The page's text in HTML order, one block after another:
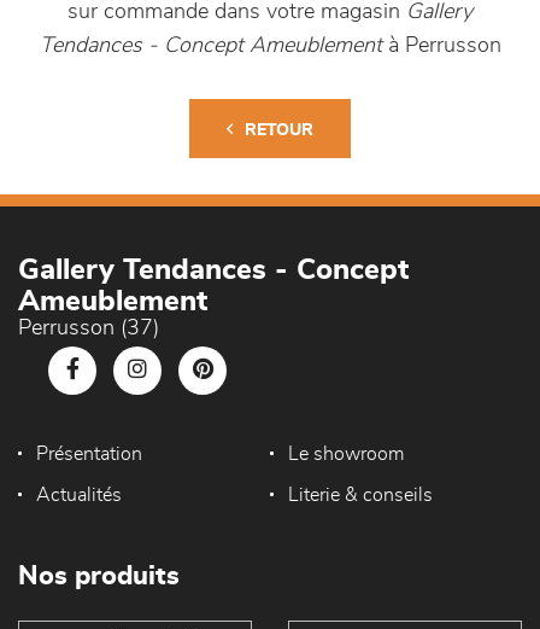
sur commande dans votre magasin Gallery
Tendances - Concept Ameublement à Perrusson
RETOUR
Gallery Tendances - Concept
Ameublement
Perrusson (37)
Présentation Le showroom
Actualités Literie & conseils
Nos produits